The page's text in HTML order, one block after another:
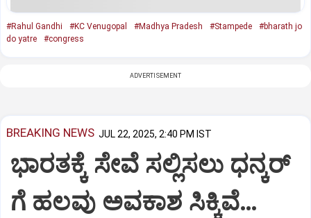
#Rahul Gandhi #KC Venugopal #Madhya Pradesh #Stampede
#bharath jo
do yatre
#congress
ADVERTISEMENT
BREAKING NEWS JUL 22, 2025, 2:40 PM IST
ಭಾರತಕ್ಕೆ ಸೇವೆ ಸಲ್ಲಿಸಲು ಧನ್ಕರ್‌
ಗೆ ಹಲವು ಅವಕಾಶ ಸಿಕ್ಕಿವೆ…